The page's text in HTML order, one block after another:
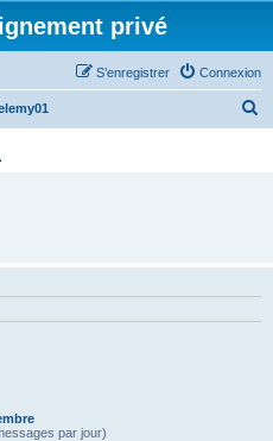
privé
Connexion
S’enregistrer
par jour)